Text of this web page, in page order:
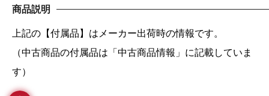
商品説明
上記の【付属品】はメーカー出荷時の情報です。
（中古商品の付属品は「中古商品情報」に記載していま
す）